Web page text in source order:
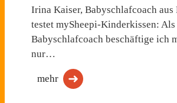
Irina Kaiser, Babyschlafcoach aus
testet mySheepi-Kinderkissen: Als
Babyschlafcoach beschäftige ich
nur…
mehr